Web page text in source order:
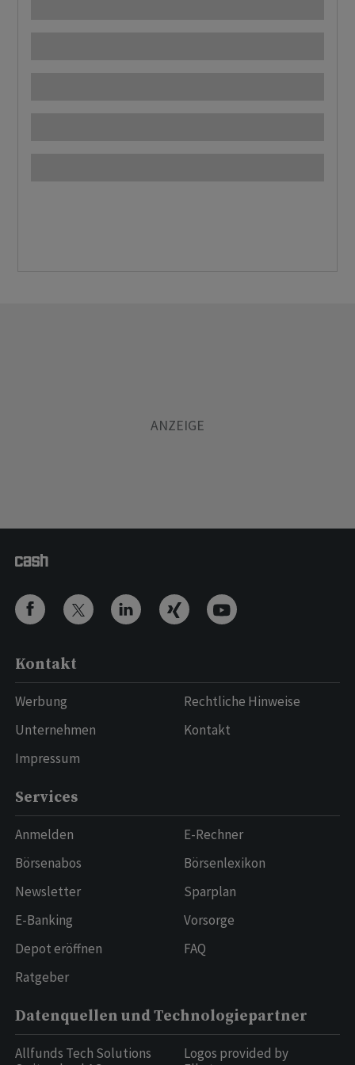
Kontakt
Werbung
Unternehmen
Impressum
Rechtliche Hinweise
Kontakt
Services
Anmelden
Börsenabos
Newsletter
E-Banking
Depot eröffnen
Ratgeber
E-Rechner
Börsenlexikon
Sparplan
Vorsorge
FAQ
Datenquellen und Technologiepartner
Allfunds Tech Solutions
Logos provided by